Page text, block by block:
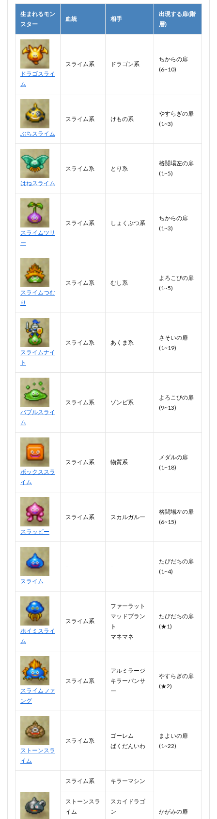
生まれるモン
スター
血統 相手
出現する扉(階
層)
ドラゴスライ
ム
スライム系 ドラゴン系
ちからの扉
(6~10)
ぶちスライム
スライム系 けもの系
やすらぎの扉
(1~3)
はねスライム
スライム系 とり系
格闘場左の扉
(1~5)
スライムツリ
ー
スライム系 しょくぶつ系
ちからの扉
(1~3)
スライムつむ
り
スライム系 むし系
よろこびの扉
(1~5)
スライムナイ
ト
スライム系 あくま系
さそいの扉
(1~19)
バブルスライ
ム
スライム系 ゾンビ系
よろこびの扉
(9~13)
ボックススラ
イム
スライム系 物質系
メダルの扉
(1~18)
スラッピー
スライム系 スカルガルー
格闘場左の扉
(6~15)
スライム
– –
たびだちの扉
(1~4)
ホイミスライ
ム
スライム系
ファーラット
マッドプラン
ト
マネマネ
たびだちの扉
(★1)
スライムファ
ング
スライム系
アルミラージ
キラーパンサ
ー
やすらぎの扉
(★2)
ストーンスラ
イム
スライム系
ゴーレム
ばくだんいわ
まよいの扉
(1~22)
スライム系 キラーマシン
かがみの扉
ストーンスラ
イム
スカイドラゴ
ン